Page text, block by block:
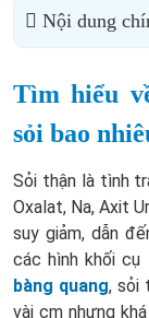
Nội dung
Tìm hiểu
sỏi bao
Sỏi thận là tình
Oxalat, Na, Axit
suy giảm, dẫn
các hình khối cụ
bàng quang, sỏi
vài cm nhưng